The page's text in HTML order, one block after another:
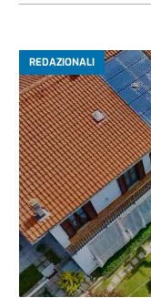
REDAZIONALI